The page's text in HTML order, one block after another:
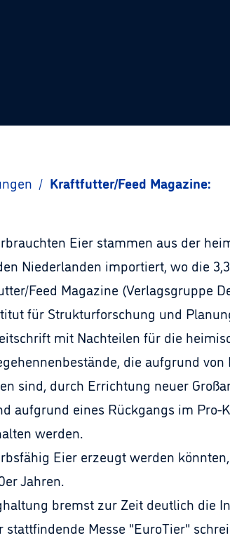
/ Kraftfutter/Feed Magazine:
Eier stammen aus der
Niederlanden importiert, wo die
Feed Magazine (Verlagsgruppe
für Strukturforschung und
mit Nachteilen für die
die aufgrund
sind, durch Errichtung neuer
aufgrund eines Rückgangs im Pro-
werden.
Eier erzeugt werden
Jahren.
bremst zur Zeit deutlich die
Messe "EuroTier"